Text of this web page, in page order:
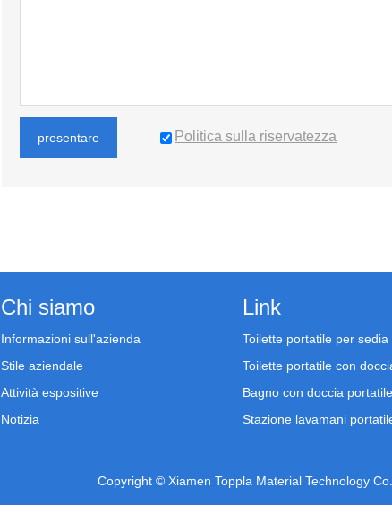
presentare Politica sulla riservatezza
Chi siamo
Informazioni sull'azienda
Stile aziendale
Attività espositive
Notizia
Link
Toilette portatile per
Toilette portatile con
Bagno con doccia portatile
Stazione lavamani
Copyright © Xiamen Toppla Material Technology